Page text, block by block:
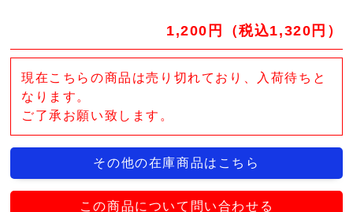
1,200円（税込1,320円）
現在こちらの商品は売り切れており、入荷待ちと
なります。
ご了承お願い致します。
その他の在庫商品はこちら
この商品について問い合わせる